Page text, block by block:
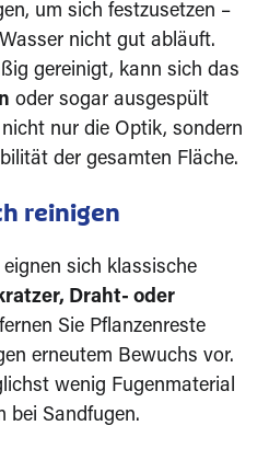
um sich festzusetzen –
nicht gut abläuft.
gereinigt, kann sich das
oder sogar ausgespült
nur die Optik, sondern
der gesamten Fläche.
reinigen
sich klassische
Draht- oder
Sie Pflanzenreste
erneutem Bewuchs vor.
wenig Fugenmaterial
bei Sandfugen.